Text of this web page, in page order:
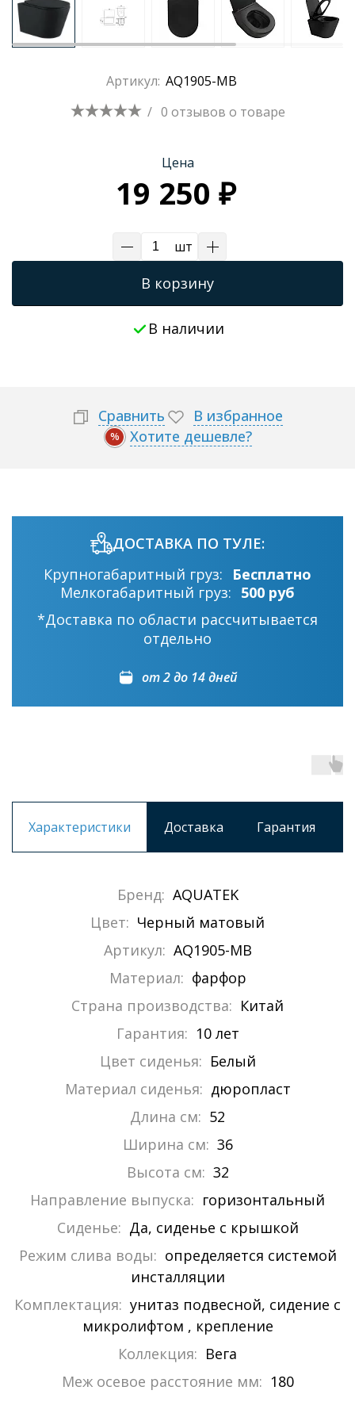
Трапы для душевых
Артикул: AQ1905-MB
/ 0 отзывов о товаре
Цена
19 250 ₽
шт
В корзину
В наличии
Сравнить В избранное
% Хотите дешевле?
ДОСТАВКА ПО ТУЛЕ:
Крупногабаритный груз:
Бесплатно
Мелкогабаритный груз: 500 руб
*Доставка по области рассчитывается
отдельно
от 2 до 14 дней
Характеристики Доставка Гарантия
Бренд: AQUATEK
Цвет: Черный матовый
Артикул: AQ1905-MB
Материал: фарфор
Страна производства: Китай
Гарантия: 10 лет
Цвет сиденья: Белый
Материал сиденья: дюропласт
Длина см: 52
Ширина см: 36
Высота см: 32
Направление выпуска: горизонтальный
Сиденье: Да, сиденье с крышкой
Режим слива воды: определяется системой
инсталляции
Комплектация: унитаз подвесной, сидение с
микролифтом , крепление
Коллекция: Вега
Меж осевое расстояние мм: 180